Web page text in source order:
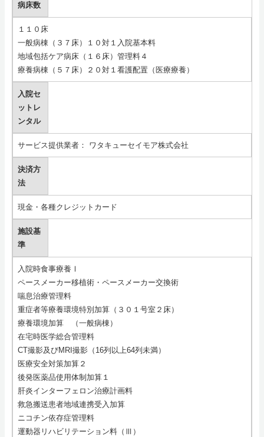
病床数
１１０床
一般病棟（３７床）１０対１入院基本料
地域包括ケア病床（１６床）管理料４
療養病棟（５７床）２０対１看護配置（医療療養）
入院セ
ットレ
ンタル
サービス提供業者： ワタキューセイモア株式会社
決済方
法
現金・各種クレジットカード
施設基
準
入院時食事療養Ⅰ
ペースメーカー移植術・ペースメーカー交換術
喘息治療管理料
重症者等療養環境特別加算（３０１号室２床）
療養環境加算 （一般病棟）
在宅時医学総合管理料
CT撮影及びMRI撮影（16列以上64列未満）
医療安全対策加算２
後発医薬品使用体制加算１
肝炎インターフェロン治療計画料
救急搬送患者地域連携受入加算
ニコチン依存症管理料
運動器リハビリテーション料（Ⅲ）